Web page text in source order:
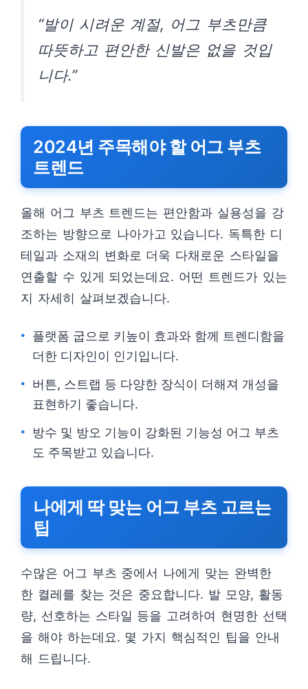
“발이 시려운 계절, 어그 부츠만큼
따뜻하고 편안한 신발은 없을 것입
니다.”
2024년 주목해야 할 어그 부츠
트렌드
올해 어그 부츠 트렌드는 편안함과 실용성을 강
조하는 방향으로 나아가고 있습니다. 독특한 디
테일과 소재의 변화로 더욱 다채로운 스타일을
연출할 수 있게 되었는데요. 어떤 트렌드가 있는
지 자세히 살펴보겠습니다.
플랫폼 굽으로 키높이 효과와 함께 트렌디함을
더한 디자인이 인기입니다.
버튼, 스트랩 등 다양한 장식이 더해져 개성을
표현하기 좋습니다.
방수 및 방오 기능이 강화된 기능성 어그 부츠
도 주목받고 있습니다.
나에게 딱 맞는 어그 부츠 고르는
팁
수많은 어그 부츠 중에서 나에게 맞는 완벽한
한 켤레를 찾는 것은 중요합니다. 발 모양, 활동
량, 선호하는 스타일 등을 고려하여 현명한 선택
을 해야 하는데요. 몇 가지 핵심적인 팁을 안내
해 드립니다.